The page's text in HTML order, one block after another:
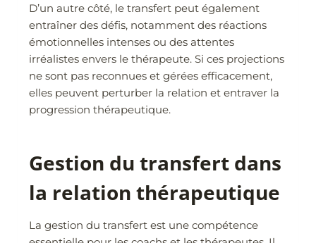
D’un autre côté, le transfert peut également
entraîner des défis, notamment des réactions
émotionnelles intenses ou des attentes
irréalistes envers le thérapeute. Si ces projections
ne sont pas reconnues et gérées efficacement,
elles peuvent perturber la relation et entraver la
progression thérapeutique.
Gestion du transfert dans
la relation thérapeutique
La gestion du transfert est une compétence